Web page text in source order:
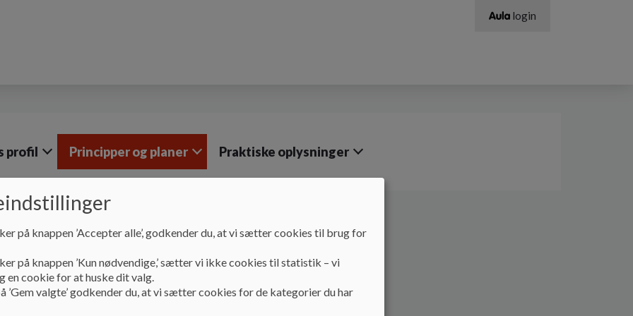
login
profil Principper og planer Praktiske oplysninger
Principper og planer
Ordensregler
Kløver-Skolens ordensregler:
på knappen ’Accepter alle’, godkender du, at vi sætter cookies til brug for
på knappen ’Kun nødvendige,’ sætter vi ikke cookies til statistik – vi
en cookie for at huske dit valg.
’Gem valgte’ godkender du, at vi sætter cookies for de kategorier du har